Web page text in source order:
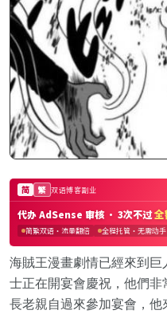
海賊王漫畫劇情已經來到
士正在開宴會慶祝，他們
長老親自過來參加宴會，